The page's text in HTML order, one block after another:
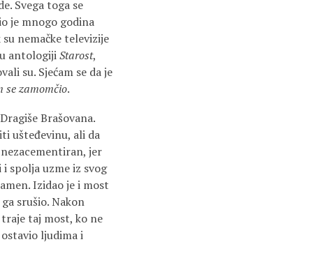
Svega toga se
je mnogo godina
nemačke televizije
antologijiStarost,
su. Sjećam se da je
zamomčio.
Brašovana.
ušteđevinu, ali da
jer
spolja uzme iz svog
Izidao je i most
srušio. Nakon
traje taj most, ko ne
ljudima i